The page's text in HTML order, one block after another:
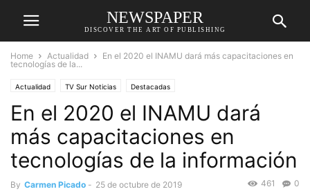
NEWSPAPER
DISCOVER THE ART OF PUBLISHING
Home Actualidad
En el 2020 el INAMU dará más capacitaciones en
tecnologías de la...
Actualidad TV Sur Noticias Destacadas
En el 2020 el INAMU dará
más capacitaciones en
tecnologías de la información
By Carmen Picado - 25 de octubre de 2019 0
461